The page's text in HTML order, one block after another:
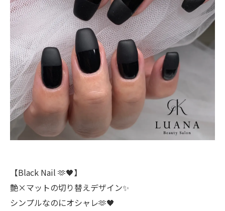
【Black Nail 🫶🖤】
艶×マットの切り替えデザイン✨
シンプルなのにオシャレ🫶🖤